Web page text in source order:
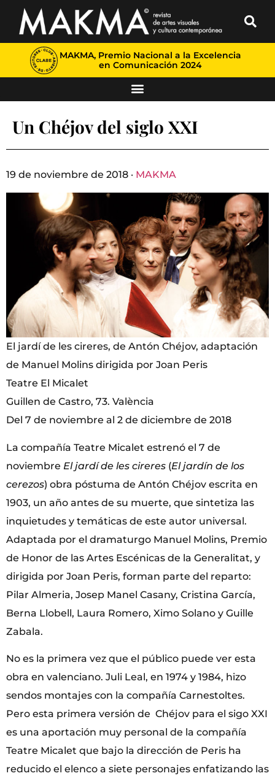
MAKMA, Premio Nacional a la Excelencia
en Comunicación 2024
Un Chéjov del siglo XXI
19 de noviembre de 2018 · MAKMA
El jardí de les cireres, de Antón Chéjov, adaptación
de Manuel Molins dirigida por Joan Peris
Teatre El Micalet
Guillen de Castro, 73. València
Del 7 de noviembre al 2 de diciembre de 2018
La compañía Teatre Micalet estrenó el 7 de
noviembre El jardí de les cireres (El jardín de los
cerezos) obra póstuma de Antón Chéjov escrita en
1903, un año antes de su muerte, que sintetiza las
inquietudes y temáticas de este autor universal.
Adaptada por el dramaturgo Manuel Molins, Premio
de Honor de las Artes Escénicas de la Generalitat, y
dirigida por Joan Peris, forman parte del reparto:
Pilar Almeria, Josep Manel Casany, Cristina García,
Berna Llobell, Laura Romero, Ximo Solano y Guille
Zabala.
No es la primera vez que el público puede ver esta
obra en valenciano. Juli Leal, en 1974 y 1984, hizo
sendos montajes con la compañía Carnestoltes.
Pero esta primera versión de Chéjov para el sigo XXI
es una aportación muy personal de la compañía
Teatre Micalet que bajo la dirección de Peris ha
reducido el elenco a siete personajes enfatizando las